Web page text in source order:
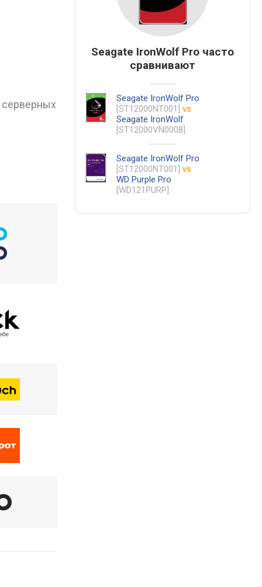
серверных
Seagate IronWolf Pro часто
сравнивают
Seagate IronWolf Pro
[ST12000NT001] vs
Seagate IronWolf
[ST12000VN0008]
Seagate IronWolf Pro
[ST12000NT001] vs
WD Purple Pro
[WD121PURP]